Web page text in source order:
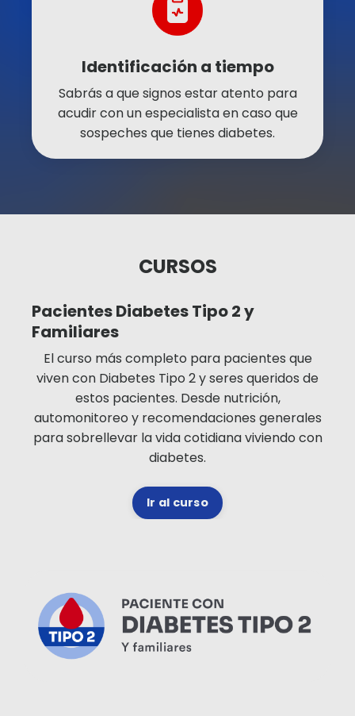
Identificación a tiempo
Sabrás a que signos estar atento para
acudir con un especialista en caso que
sospeches que tienes diabetes.
CURSOS
Pacientes Diabetes Tipo 2 y
Familiares
El curso más completo para pacientes que
viven con Diabetes Tipo 2 y seres queridos de
estos pacientes. Desde nutrición,
automonitoreo y recomendaciones generales
para sobrellevar la vida cotidiana viviendo con
diabetes.
Ir al curso